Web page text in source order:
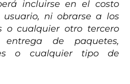
incluirse en el costo
ni obrarse a los
o cualquier otro tercero
de paquetes,
o cualquier tipo de